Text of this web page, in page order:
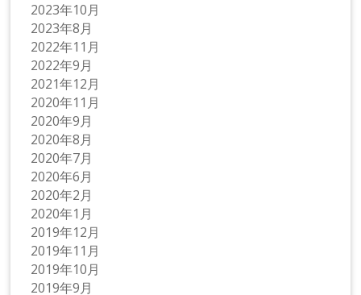
2023年10月
2023年8月
2022年11月
2022年9月
2021年12月
2020年11月
2020年9月
2020年8月
2020年7月
2020年6月
2020年2月
2020年1月
2019年12月
2019年11月
2019年10月
2019年9月